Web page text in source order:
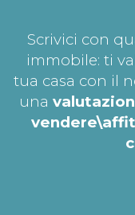
Scrivici con
immobile: ti
tua casa con il
una